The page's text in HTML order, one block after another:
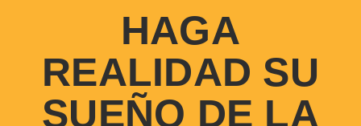
HAGA
REALIDAD SU
SUEÑO DE LA